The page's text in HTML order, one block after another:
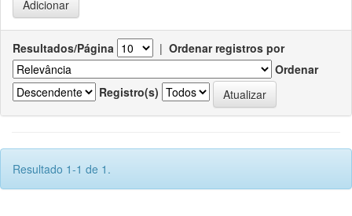
Resultados/Página | Ordenar registros por
Ordenar
Registro(s)
Resultado 1-1 de 1.